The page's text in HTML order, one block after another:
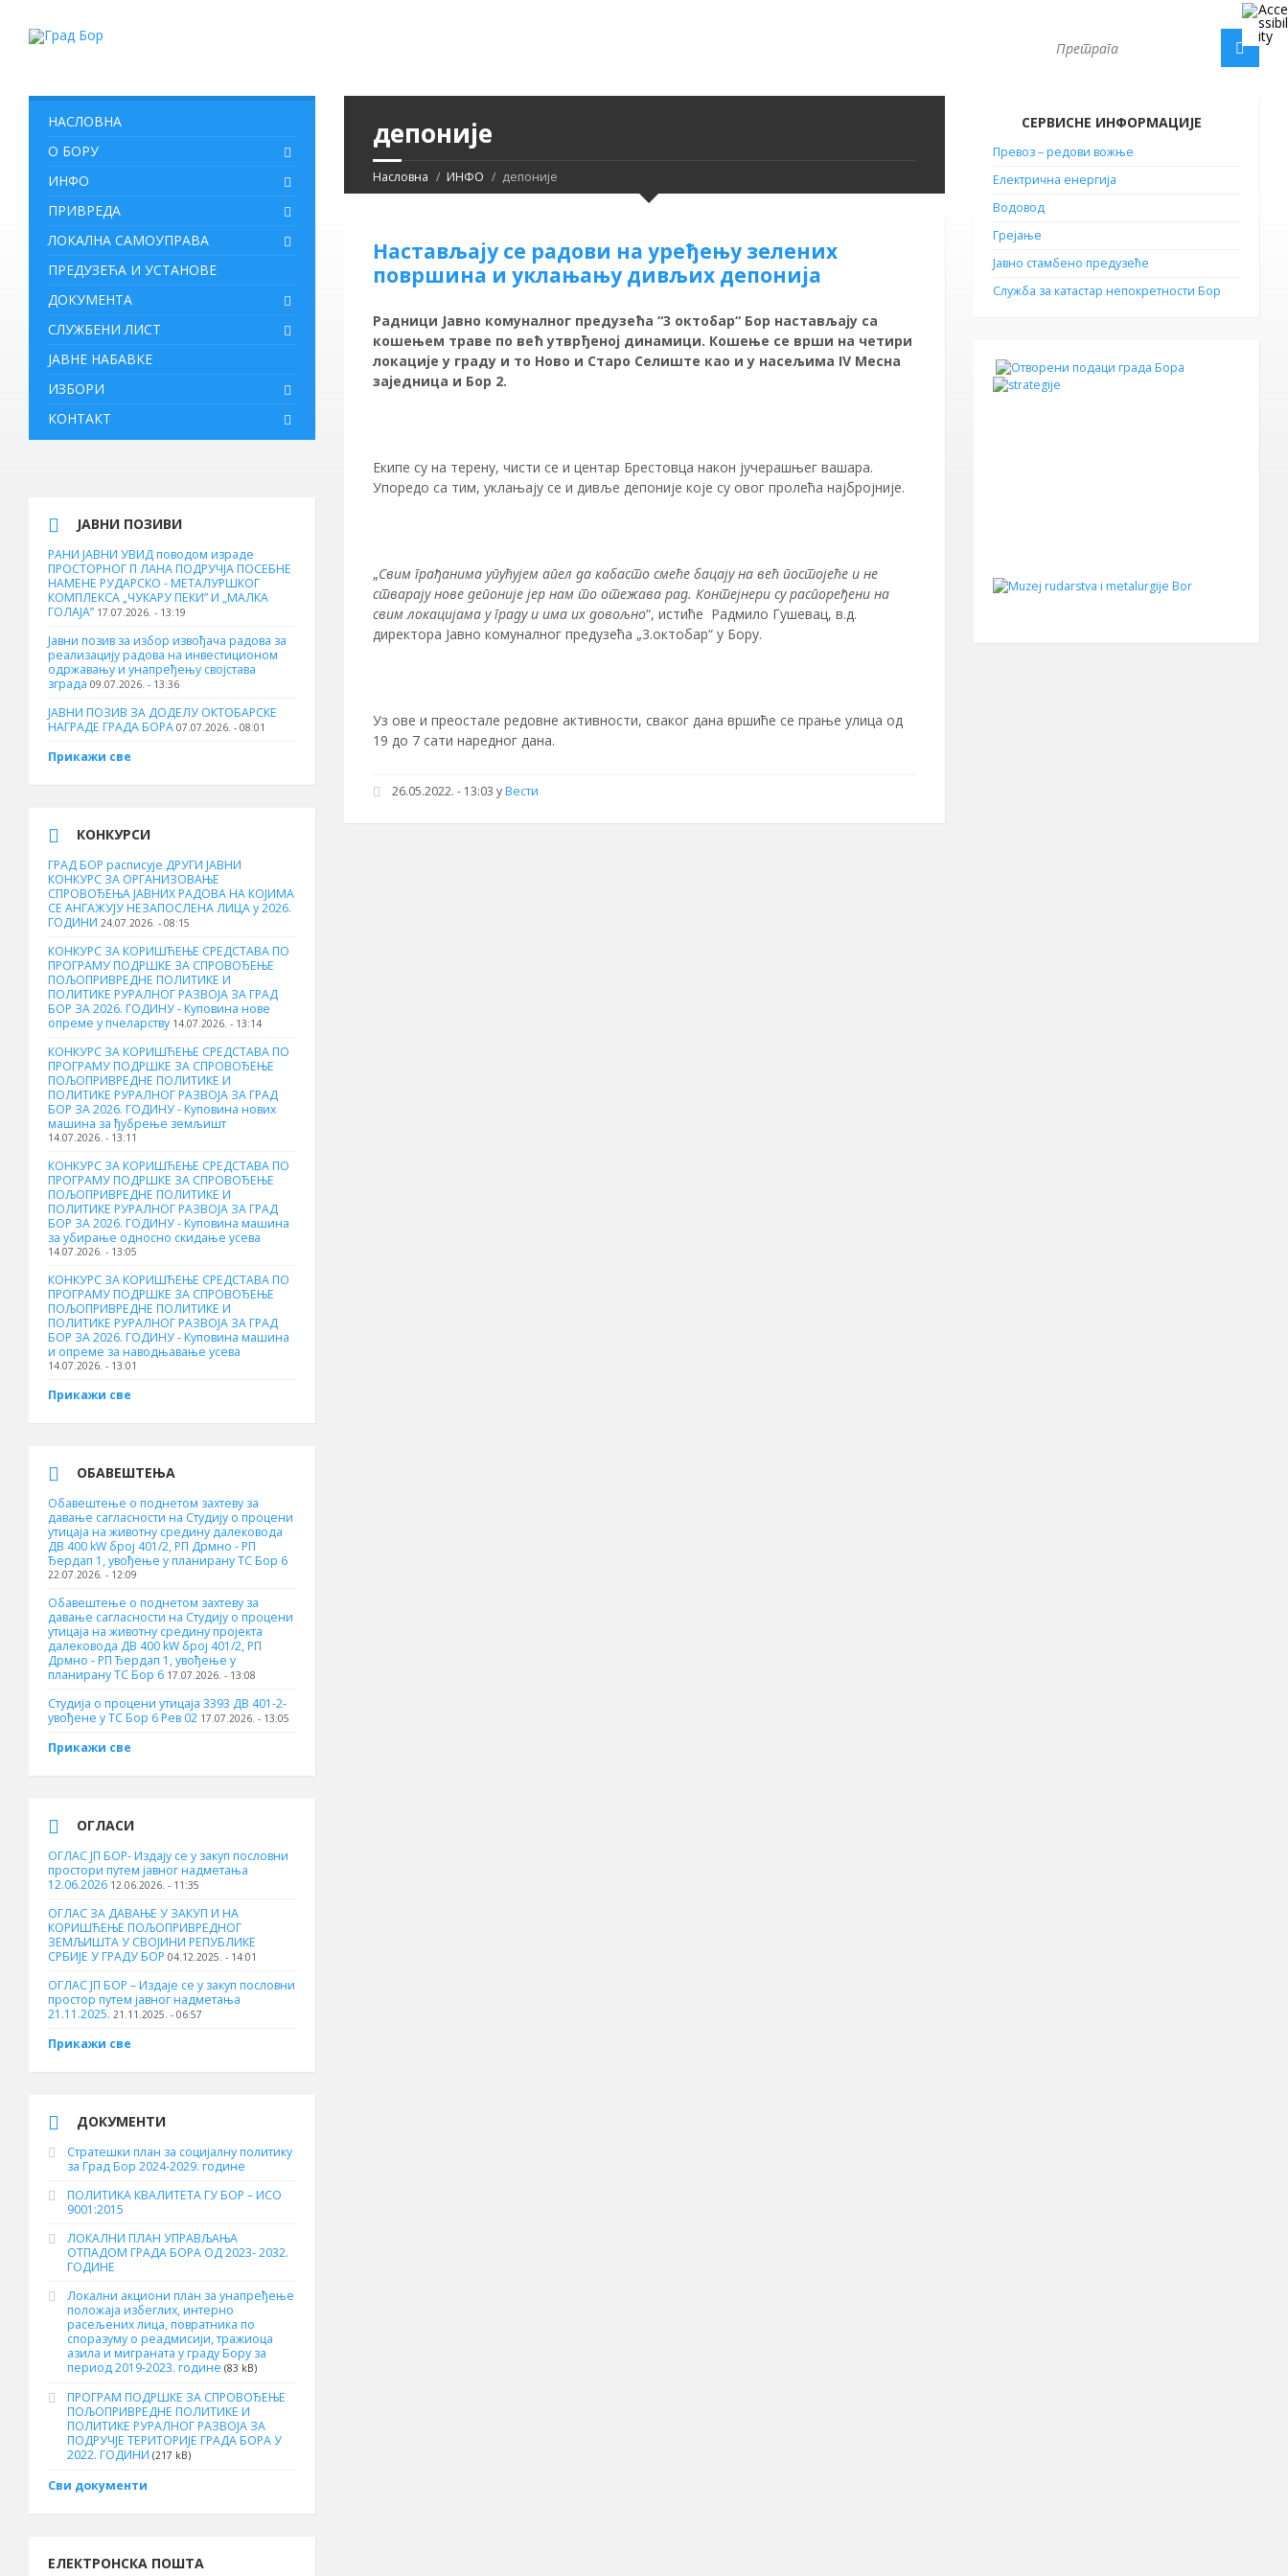
депоније
Насловна ИНФО депоније
Настављају се радови на уређењу зелених
површина и уклањању дивљих депонија
Радници Јавно комуналног предузећа “3 октобар“ Бор настављају са
кошењем траве по већ утврђеној динамици. Кошење се врши на четири
локације у граду и то Ново и Старо Селиште као и у насељима IV Месна
заједница и Бор 2.
Екипе су на терену, чисти се и центар Брестовца након јучерашњег вашара.
Упоредо са тим, уклањају се и дивље депоније које су овог пролећа најбројније.
„Свим грађанима упућујем апел да кабасто смеће бацају на већ постојеће и не
стварају нове депоније јер нам то отежава рад. Контејнери су распоређени на
свим локацијама у граду и има их довољно“, истиће Радмило Гушевац, в.д.
директора Јавно комуналног предузећа „3.октобар“ у Бору.
Уз ове и преостале редовне активности, сваког дана вршиће се прање улица од
19 до 7 сати наредног дана.
26.05.2022. - 13:03 уВести
НАСЛОВНА
О БОРУ
ИНФО
ПРИВРЕДА
ЛОКАЛНА САМОУПРАВА
ПРЕДУЗЕЋА И УСТАНОВЕ
ДОКУМЕНТА
СЛУЖБЕНИ ЛИСТ
ЈАВНЕ НАБАВКЕ
ИЗБОРИ
КОНТАКТ
ЈАВНИ ПОЗИВИ
РАНИ ЈАВНИ УВИД поводом израде
ПРОСТОРНОГ П ЛАНА ПОДРУЧЈА ПОСЕБНЕ
НАМЕНЕ РУДАРСКО - МЕТАЛУРШКОГ
КОМПЛЕКСА „ЧУКАРУ ПЕКИ” И „МАЛКА
ГОЛАЈА” 17.07.2026. - 13:19
Јавни позив за избор извођача радова за
реализацију радова на инвестиционом
одржавању и унапређењу својстава
зграда 09.07.2026. - 13:36
ЈАВНИ ПОЗИВ ЗА ДОДЕЛУ ОКТOБАРСКЕ
НАГРАДЕ ГРАДА БОРА 07.07.2026. - 08:01
Прикажи све
КОНКУРСИ
ГРАД БОР расписује ДРУГИ ЈАВНИ
КОНКУРС ЗА ОРГАНИЗОВАЊЕ
СПРОВОЂЕЊА ЈАВНИХ РАДОВА НА КОЈИМА
СЕ АНГАЖУЈУ НЕЗАПОСЛЕНА ЛИЦА у 2026.
ГОДИНИ 24.07.2026. - 08:15
КОНКУРС ЗА КОРИШЋЕЊЕ СРЕДСТАВА ПО
ПРОГРАМУ ПОДРШКЕ ЗА СПРОВОЂЕЊЕ
ПОЉОПРИВРЕДНЕ ПОЛИТИКЕ И
ПОЛИТИКЕ РУРАЛНОГ РАЗВОЈА ЗА ГРАД
БОР ЗА 2026. ГОДИНУ - Куповина нове
опреме у пчеларству 14.07.2026. - 13:14
КОНКУРС ЗА КОРИШЋЕЊЕ СРЕДСТАВА ПО
ПРОГРАМУ ПОДРШКЕ ЗА СПРОВОЂЕЊЕ
ПОЉОПРИВРЕДНЕ ПОЛИТИКЕ И
ПОЛИТИКЕ РУРАЛНОГ РАЗВОЈА ЗА ГРАД
БОР ЗА 2026. ГОДИНУ - Куповина нових
машина за ђубрење земљишт
14.07.2026. - 13:11
КОНКУРС ЗА КОРИШЋЕЊЕ СРЕДСТАВА ПО
ПРОГРАМУ ПОДРШКЕ ЗА СПРОВОЂЕЊЕ
ПОЉОПРИВРЕДНЕ ПОЛИТИКЕ И
ПОЛИТИКЕ РУРАЛНОГ РАЗВОЈА ЗА ГРАД
БОР ЗА 2026. ГОДИНУ - Куповинa машина
за убирање односно скидање усева
14.07.2026. - 13:05
КОНКУРС ЗА КОРИШЋЕЊЕ СРЕДСТАВА ПО
ПРОГРАМУ ПОДРШКЕ ЗА СПРОВОЂЕЊЕ
ПОЉОПРИВРЕДНЕ ПОЛИТИКЕ И
ПОЛИТИКЕ РУРАЛНОГ РАЗВОЈА ЗА ГРАД
БОР ЗА 2026. ГОДИНУ - Куповина машина
и опреме за наводњавање усева
14.07.2026. - 13:01
Прикажи све
ОБАВЕШТЕЊА
Обавештење о поднетом захтеву за
давање сагласности на Студију о процени
утицаја на животну средину далековода
ДВ 400 kW број 401/2, РП Дрмно - РП
Ђердап 1, увођење у планирану ТС Бор 6
22.07.2026. - 12:09
Обавештење о поднетом захтеву за
давање сагласности на Студију о процени
утицаја на животну средину пројекта
далековода ДВ 400 kW број 401/2, РП
Дрмно - РП Ђердап 1, увођење у
планирану ТС Бор 6 17.07.2026. - 13:08
Студија о процени утицаја 3393 ДВ 401-2-
увођене у ТС Бор 6 Рев 02 17.07.2026. - 13:05
Прикажи све
ОГЛАСИ
ОГЛАС ЈП БОР- Издају се у закуп пословни
простори путем јавног надметања
12.06.2026 12.06.2026. - 11:35
ОГЛАС ЗА ДАВАЊЕ У ЗАКУП И НА
КОРИШЋЕЊЕ ПОЉОПРИВРЕДНОГ
ЗЕМЉИШТА У СВОЈИНИ РЕПУБЛИКЕ
СРБИЈЕ У ГРАДУ БОР 04.12.2025. - 14:01
ОГЛАС ЈП БОР – Издаје се у закуп пословни
простор путем јавног надметања
21.11.2025. 21.11.2025. - 06:57
Прикажи све
ДОКУМЕНТИ
Стратешки план за социјалну политику
за Град Бор 2024-2029. године
ПОЛИТИКА КВАЛИТЕТА ГУ БОР – ИСО
9001:2015
ЛОКАЛНИ ПЛАН УПРАВЉАЊА
ОТПАДОМ ГРАДА БОРА ОД 2023- 2032.
ГОДИНЕ
Локални акциони план за унапређење
положаја избеглих, интерно
расељених лица, повратника по
споразуму о реадмисији, тражиоца
азила и миграната у граду Бору за
период 2019-2023. године (83 kB)
ПРОГРАМ ПОДРШКЕ ЗА СПРОВОЂЕЊЕ
ПОЉОПРИВРЕДНЕ ПОЛИТИКЕ И
ПОЛИТИКЕ РУРАЛНОГ РАЗВОЈА ЗА
ПОДРУЧЈЕ ТЕРИТОРИЈЕ ГРАДА БОРА У
2022. ГОДИНИ (217 kB)
Сви документи
ЕЛЕКТРОНСКА ПОШТА
СЕРВИСНЕ ИНФОРМАЦИЈЕ
Превоз – редови вожње
Електрична енергија
Водовод
Грејање
Јавно стамбено предузеће
Служба за катастар непокретности Бор